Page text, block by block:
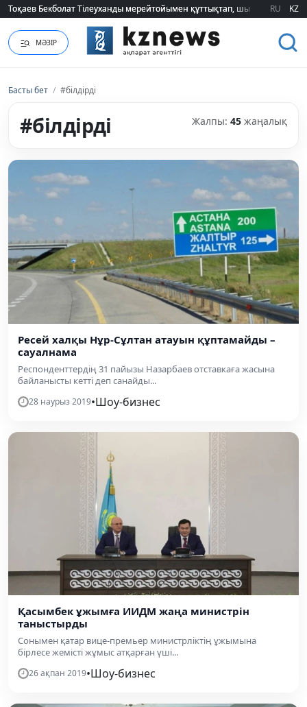
Тоқаев Бекболат Тілеуханды мерейтойымен құттықтап, шығармашылық
Тоқаев Бекболат Тілеуханды мерейтойымен құттықтап, шығармашылық
RU KZ
МӘЗІР
Басты бет / #білдірді
#білдірді Жалпы: 45 жаңалық
Ресей халқы Нұр-Сұлтан атауын құптамайды –
сауалнама
Респонденттердің 31 пайызы Назарбаев отставкаға жасына
байланысты кетті деп санайды...
28 наурыз 2019•Шоу-бизнес
Қасымбек ұжымға ИИДМ жаңа министрін
таныстырды
Сонымен қатар вице-премьер министрліктің ұжымына
бірлесе жемісті жұмыс атқарған үші...
26 ақпан 2019•Шоу-бизнес